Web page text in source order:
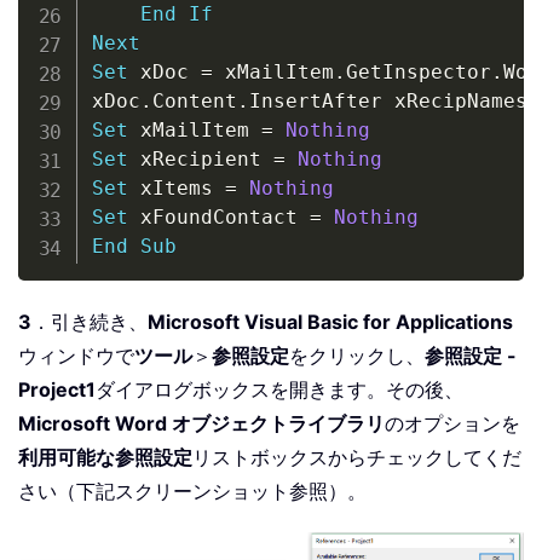
End
If
Next
Set xDoc = xMailItem . GetInspector .
xDoc . Content .
Set xMailItem =
Nothing
Set xRecipient =
Nothing
Set xItems =
Nothing
Set xFoundContact =
Nothing
End
Sub
3 ．引き続き、 Microsoft Visual Basic for Applications
ウィンドウでツール＞ 参照設定をクリックし、 参照設定 -
Project1 ダイアログボックスを開きます。その後、
Microsoft Word オブジェクトライブラリのオプションを
利用可能な参照設定 リストボックスからチェックしてくだ
さい（下記スクリーンショット参照）。